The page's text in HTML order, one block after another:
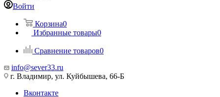
Войти
Корзина0
Избранные товары0
Сравнение товаров0
info@sever33.ru
г. Владимир, ул. Куйбышева, 66-Б
Вконтакте